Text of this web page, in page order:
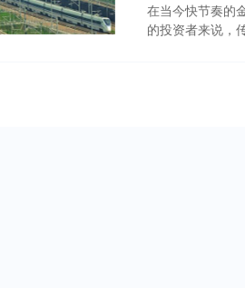
在当今快节奏的
的投资者来说，